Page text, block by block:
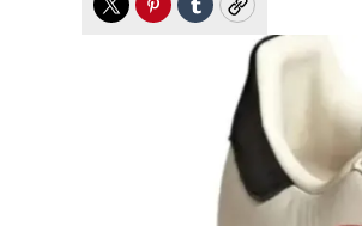
TwitterPinterest
TumblrCopy